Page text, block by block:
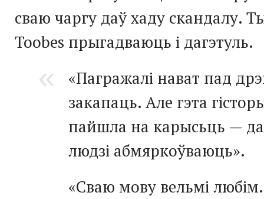
сваю чаргу даў хаду скандалу.
Toobes прыгадваюць і дагэтуль.
«Пагражалі нават пад
закапаць. Але гэта
пайшла на карысьць —
людзі абмяркоўваюць».
«Сваю мову вельмі